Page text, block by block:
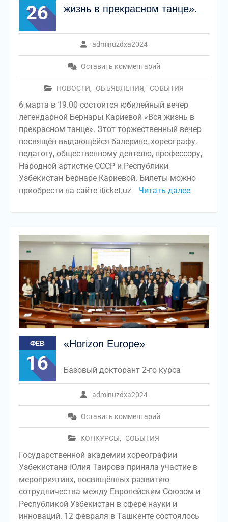
26
жизнь в прекрасном танце».
adminuzdxa2024
Оставить комментарий
НОВОСТИ, ОБЪЯВЛЕНИЯ, СОБЫТИЯ
6 марта в 19.00 состоится юбилейный вечер
легендарной Бернары Кариевой «Вся жизнь в
прекрасном танце». Этот торжественный вечер
посвящён выдающейся балерине, хореографу,
педагогу, общественному деятелю, профессору,
Народной артистке СССР и Республики
Узбекистан Бернаре Кариевой. Билеты можно
приобрести на сайте iticket.uz
Читать далее
ФЕВ
16
«Horizon Europe»
adminuzdxa2024
Оставить комментарий
КОНКУРСЫ, СОБЫТИЯ
Базовый докторант 2-го курса
Государственной академии хореографии
Узбекистана Юлия Таирова приняла участие в
мероприятиях, посвящённых развитию
сотрудничества между Европейским Союзом и
Республикой Узбекистан в сфере науки и
инноваций. 12 февраля в Ташкенте состоялось